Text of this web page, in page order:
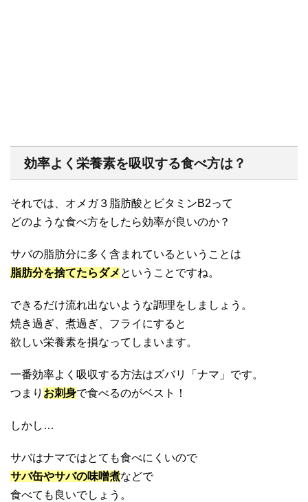
効率よく栄養素を吸収する食べ方は？
それでは、オメガ３脂肪酸とビタミンB2って
どのような食べ方をしたら効率が良いのか？
サバの脂肪分に多く含まれているということは
脂肪分を捨てたらダメ ということですね。
できるだけ流れ出ないような調理をしましょう。
焼き過ぎ、煮過ぎ、フライにすると
欲しい栄養素を損なってしまいます。
一番効率よく吸収する方法はズバリ「ナマ」です。
つまり お刺身で食べるのがベスト！
しかし…
サバはナマではとても食べにくいので
サバ缶やサバの味噌煮などで
食べても良いでしょう。